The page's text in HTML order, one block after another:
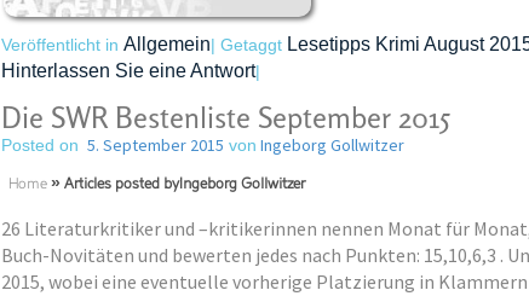
Veröffentlicht in Allgemein| Getaggt Lesetipps Krimi August
Hinterlassen Sie eine Antwort|
Die SWR Bestenliste September 2015
Posted on 5. September 2015 von Ingeborg Gollwitzer
Home » Articles posted byIngeborg Gollwitzer
26 Literaturkritiker und –kritikerinnen nennen Monat für
Buch-Novitäten und bewerten jedes nach Punkten: 15,10,6,3 .
2015, wobei eine eventuelle vorherige Platzierung in